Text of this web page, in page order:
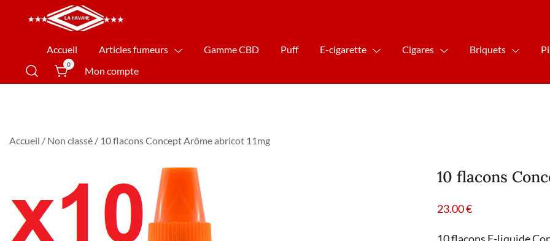
La Havane Nîmes
Accueil Articles fumeurs Gamme CBD Puff E-cigarette Cigares Briquets
0
Mon compte
Accueil / Non classé / 10 flacons Concept Arôme abricot 11mg
10 flacons
23.00€